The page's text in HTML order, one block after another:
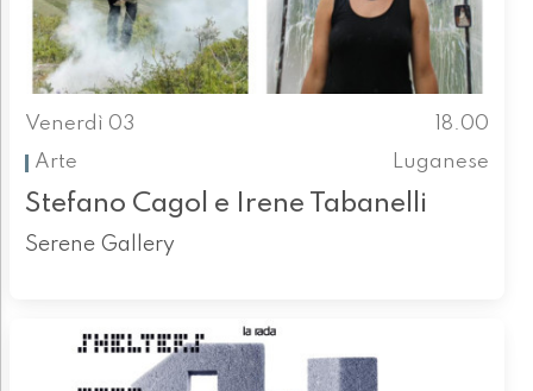
Venerdì 03
18.00
Arte
Luganese
Stefano Cagol e Irene Tabanelli
Serene Gallery